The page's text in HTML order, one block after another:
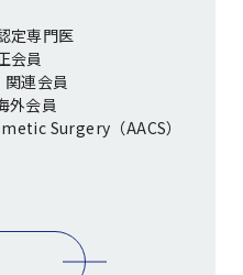
定専門医
会員
連会員
会員
Surgery（AACS）